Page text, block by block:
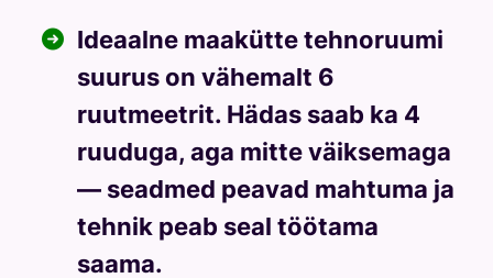
Ideaalne maakütte tehnoruumi
suurus on vähemalt 6
ruutmeetrit. Hädas saab ka 4
ruuduga, aga mitte väiksemaga
— seadmed peavad mahtuma ja
tehnik peab seal töötama
saama.